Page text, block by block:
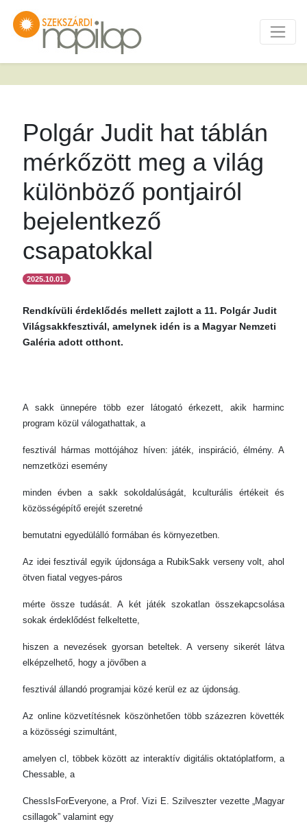
Polgár Judit hat táblán
mérkőzött meg a világ
különböző pontjairól
bejelentkező
csapatokkal
2025.10.01.
Rendkívüli érdeklődés mellett zajlott a 11. Polgár Judit
Világsakkfesztivál, amelynek idén is a Magyar Nemzeti
Galéria adott otthont.
A sakk ünnepére több ezer látogató érkezett, akik harminc
program közül válogathattak, a
fesztivál hármas mottójához híven: játék, inspiráció, élmény. A
nemzetközi esemény
minden évben a sakk sokoldalúságát, kculturális értékeit és
közösségépítő erejét szeretné
bemutatni egyedülálló formában és környezetben.
Az idei fesztivál egyik újdonsága a RubikSakk verseny volt, ahol
ötven fiatal vegyes-páros
mérte össze tudását. A két játék szokatlan összekapcsolása
sokak érdeklődést felkeltette,
hiszen a nevezések gyorsan beteltek. A verseny sikerét látva
elképzelhető, hogy a jövőben a
fesztivál állandó programjai közé kerül ez az újdonság.
Az online közvetítésnek köszönhetően több százezren követték
a közösségi szimultánt,
amelyen cl, többek között az interaktív digitális oktatóplatform, a
Chessable, a
ChessIsForEveryone, a Prof. Vizi E. Szilveszter vezette „Magyar
csillagok” valamint egy